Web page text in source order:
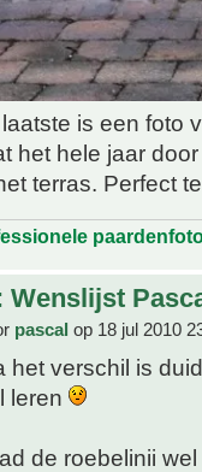
is een foto
het hele jaar
terras. Perfect
Wenslijst
pascal op 18 jul 2010
het verschil is
leren
de roebelinii